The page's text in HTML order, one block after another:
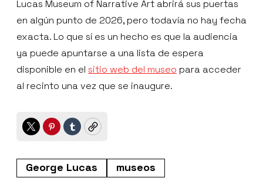
Lucas Museum of Narrative Art abrirá sus puertas
en algún punto de 2026, pero todavía no hay fecha
exacta. Lo que sí es un hecho es que la audiencia
ya puede apuntarse a una lista de espera
disponible en el sitio web del museo para acceder
al recinto una vez que se inaugure.
TwitterPinterest
TumblrCopy
George Lucas museos